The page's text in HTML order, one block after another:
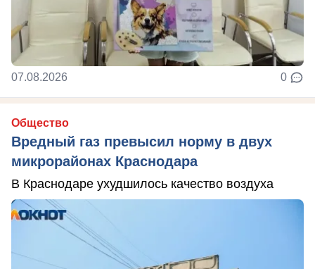
07.08.2026 0
Общество
Вредный газ превысил норму в двух
микрорайонах Краснодара
В Краснодаре ухудшилось качество воздуха